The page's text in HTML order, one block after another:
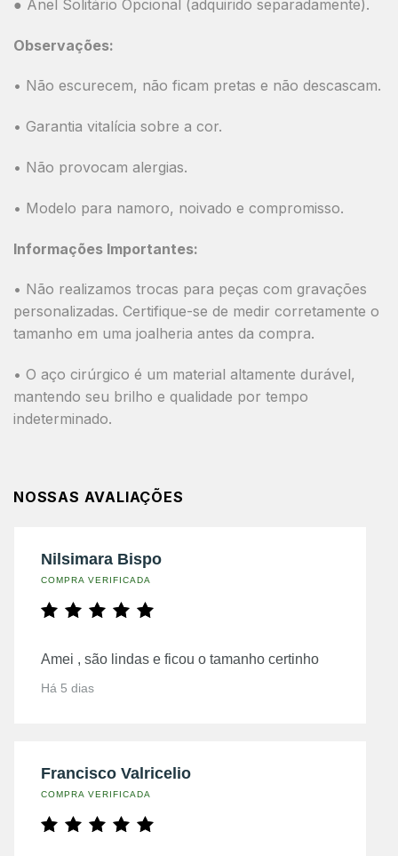
● Anel Solitário Opcional (adquirido separadamente).
Observações:
• Não escurecem, não ficam pretas e não descascam.
• Garantia vitalícia sobre a cor.
• Não provocam alergias.
• Modelo para namoro, noivado e compromisso.
Informações Importantes:
• Não realizamos trocas para peças com gravações
personalizadas. Certifique-se de medir corretamente o
tamanho em uma joalheria antes da compra.
• O aço cirúrgico é um material altamente durável,
mantendo seu brilho e qualidade por tempo
indeterminado.
NOSSAS AVALIAÇÕES
Nilsimara Bispo
COMPRA VERIFICADA
Amei , são lindas e ficou o tamanho certinho
Há 5 dias
Francisco Valricelio
COMPRA VERIFICADA